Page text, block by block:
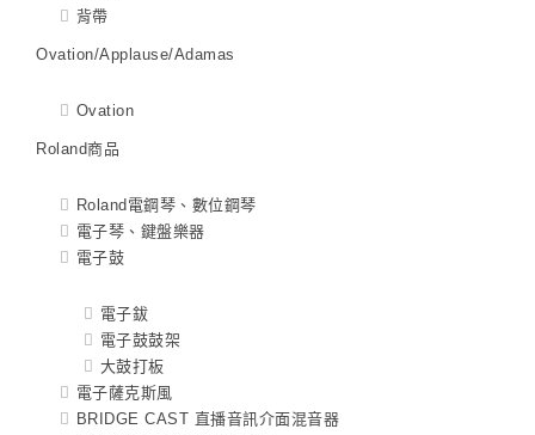
背帶
Ovation/Applause/Adamas
Ovation
Roland商品
Roland電鋼琴、數位鋼琴
電子琴、鍵盤樂器
電子鼓
電子鈸
電子鼓鼓架
大鼓打板
電子薩克斯風
BRIDGE CAST 直播音訊介面混音器